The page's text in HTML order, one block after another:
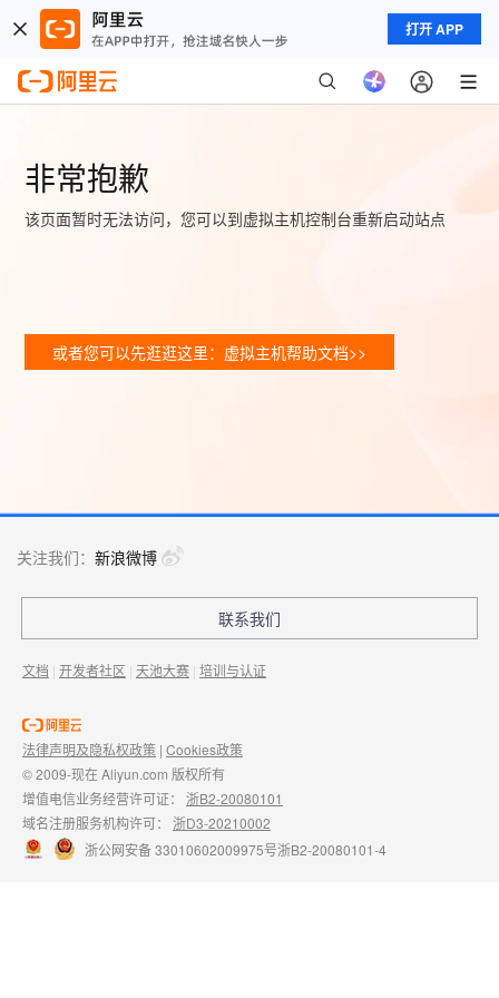
打开 APP
非常抱歉
该页面暂时无法访问，您可以到虚拟主机控制台重新启动站点
或者您可以先逛逛这里：虚拟主机帮助文档>>